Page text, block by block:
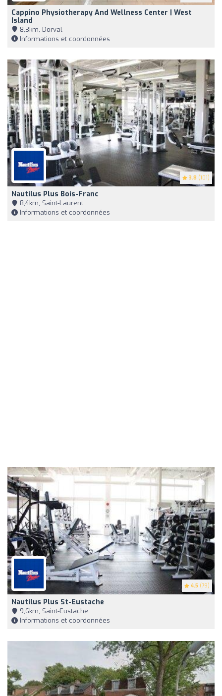
Cappino Physiotherapy And Wellness Center | West
Island
8,3km, Dorval
Informations et coordonnées
3.8 (101)
Nautilus Plus Bois-Franc
8,4km, Saint-Laurent
Informations et coordonnées
4.5 (79)
Nautilus Plus St-Eustache
9,6km, Saint-Eustache
Informations et coordonnées